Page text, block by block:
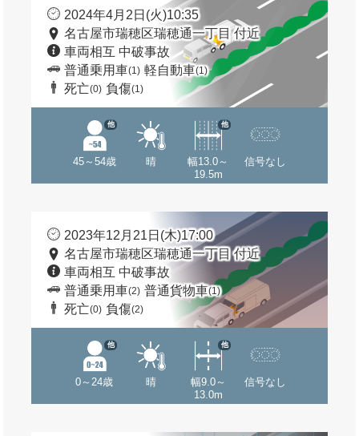
2024年4月2日(火)10:35
名古屋市瑞穂区瑞穂通一丁目 付近
車両相互 中破事故
普通乗用車(1) 軽自動車(1)
死亡(0) 負傷(1)
45～54歳
他
晴
幅13.0～
19.5m
他
信号なし
2023年12月21日(木)17:00
名古屋市瑞穂区瑞穂通一丁目 付近
車両相互 中破事故
普通乗用車(2) 普通貨物車(1)
死亡(0) 負傷(2)
0～24歳
他
晴
幅9.0～
13.0m
他
信号なし